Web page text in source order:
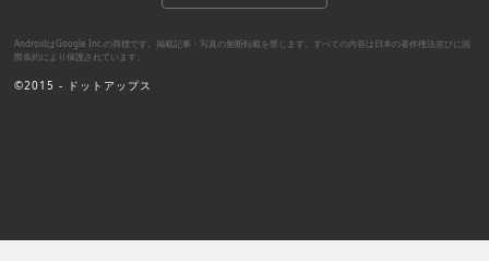
AndroidはGoogle Inc.の商標です。掲載記事・写真の無断転載を禁じます。すべての内容は日本の著作権法並びに国
際条約により保護されています。
©2015 - ドットアップス